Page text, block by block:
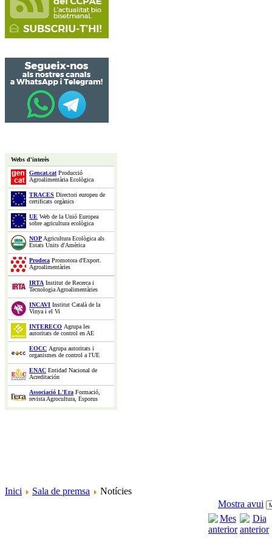
Webs d'interès
Gencat.catProducció
Agroalimentària Ecològica
TRACES Directori europeu de
certificats orgànics
UE Web de la Unió Europea
sobre agricultura ecològica
NOPAgricultura Ecològica als
Estats Units d'Amèrica
Prodeca Promotora d'Export.
Agroalimentàries
IRTA Institut de Recerca i
Tecnologia Agroalimentàries
INCAVI Institut Català de la
Vinya i el Vi
INTERECO Agrupa les
autoritats de control en AE
EOCC Agrupa autoritats i
organismes de control a l'UE
ENAC Entidad Nacional de
Acreditación
Associació L'Era Formació,
revista Agrocultura, Esporus
Inici Sala de premsa
Notícies
Mostra avui